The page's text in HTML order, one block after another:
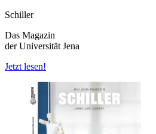
Schiller
Das Magazin
der Universität Jena
Jetzt lesen!